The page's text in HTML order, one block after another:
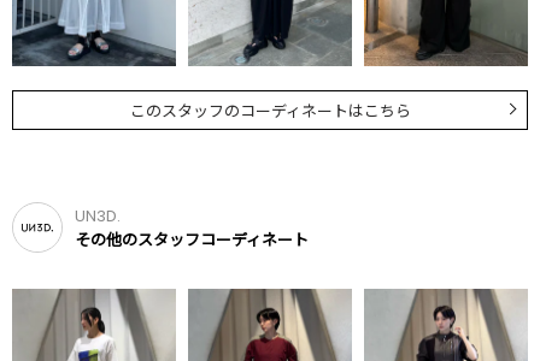
このスタッフのコーディネートはこちら
UN3D.
その他のスタッフコーディネート